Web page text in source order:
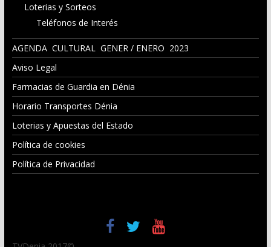
Loterias y Sorteos
Teléfonos de Interés
AGENDA CULTURAL GENER / ENERO 2023
Aviso Legal
Farmacias de Guardia en Dénia
Horario Transportes Dénia
Loterias y Apuestas del Estado
Política de cookies
Política de Privacidad